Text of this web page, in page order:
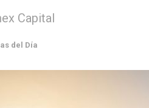
Capital
del Día